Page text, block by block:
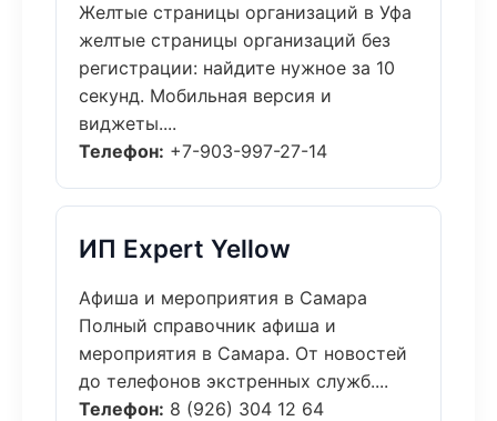
Желтые страницы организаций в Уфа
желтые страницы организаций без
регистрации: найдите нужное за 10
секунд. Мобильная версия и
виджеты....
Телефон: +7-903-997-27-14
ИП Expert Yellow
Афиша и мероприятия в Самара
Полный справочник афиша и
мероприятия в Самара. От новостей
до телефонов экстренных служб....
Телефон: 8 (926) 304 12 64